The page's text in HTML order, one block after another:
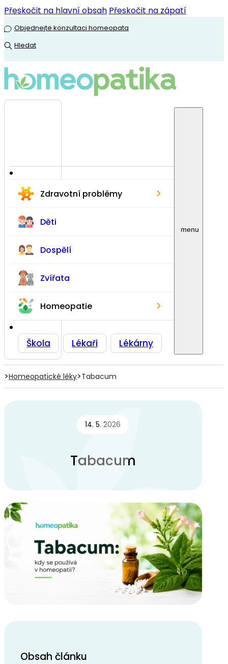
Přeskočit na hlavní obsah Přeskočit na zápatí
Objednejte konzultaci homeopata
Hledat
Zdravotní problémy ›
Děti
Dospělí
Zvířata
Homeopatie ›
Škola Lékaři Lékárny
>Homeopatické léky>Tabacum
14. 5. 2026
Tabacum
Obsah článku